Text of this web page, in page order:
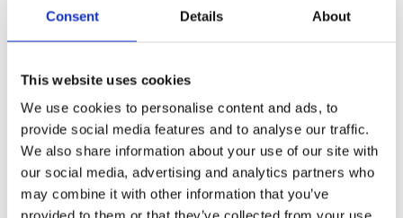
Consent Details About
This website uses cookies
We use cookies to personalise content and ads, to
provide social media features and to analyse our traffic.
We also share information about your use of our site with
our social media, advertising and analytics partners who
may combine it with other information that you’ve
Mässing
INFO
Ottawa
KÖP
NYHET
Lägg till i favoriter
NYHET
Lägg